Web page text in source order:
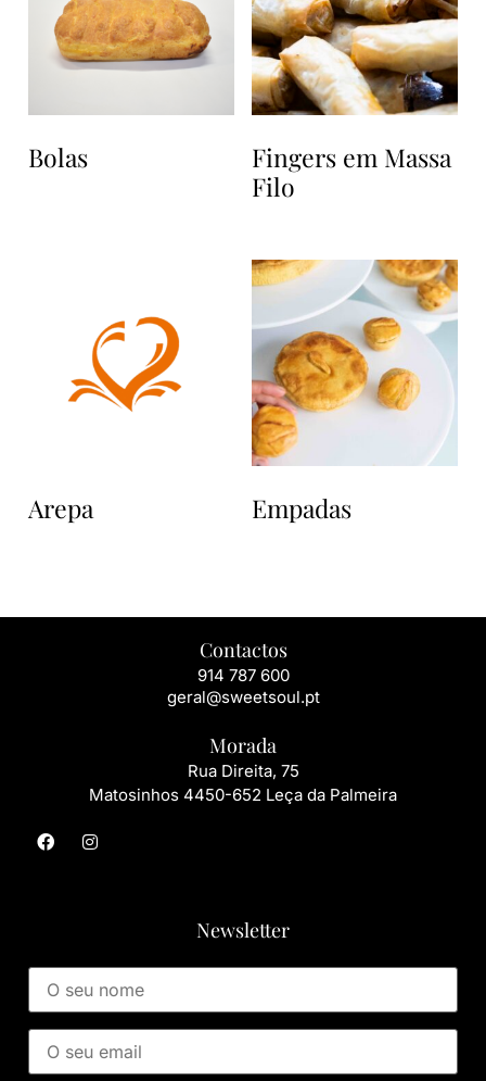
Bolas
Fingers em Massa
Filo
Arepa Empadas
Contactos
914 787 600
geral@sweetsoul.pt
Morada
Rua Direita, 75
Matosinhos 4450-652 Leça da Palmeira
Newsletter